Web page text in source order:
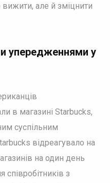
але й зміцнити
упередженнями у
в магазині Starbucks,
суспільним
відреагувало на
на один день
співробітників з